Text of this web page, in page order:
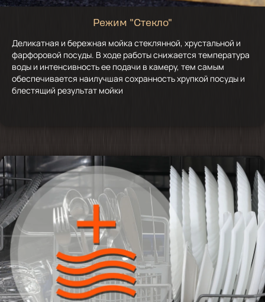
Режим "Стекло"
Деликатная и бережная мойка стеклянной, хрустальной и
фарфоровой посуды. В ходе работы снижается температура
воды и интенсивность ее подачи в камеру, тем самым
обеспечивается наилучшая сохранность хрупкой посуды и
блестящий результат мойки